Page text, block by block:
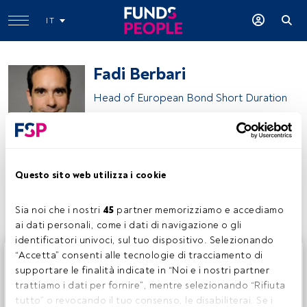
Questo sito web utilizza i cookie
Sia noi che i nostri 45 partner memorizziamo e accediamo
ai dati personali, come i dati di navigazione o gli
identificatori univoci, sul tuo dispositivo. Selezionando
“Accetta” consenti alle tecnologie di tracciamento di
supportare le finalità indicate in “Noi e i nostri partner
trattiamo i dati per fornire”, mentre selezionando “Rifiuta
tutto” o revocando il tuo consenso, le disabiliterai. Se i
IT
Fadi Berbari
Head of European Bond Short Duration
Condividi:
Questo è un articolo riservato agli utenti FundsPeople. Se
sei già registrato, accedi tramite il pulsante Login. Se non
hai ancora un account, ti invitiamo a registrarti per scoprire
tutti i contenuti che FundsPeople ha da offrire.